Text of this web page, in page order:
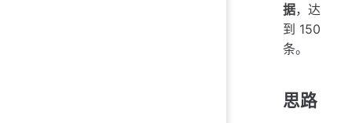
据，达
到 150
条。
思路